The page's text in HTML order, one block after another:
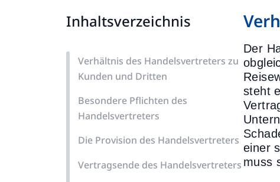
Inhaltsverzeichnis
Verhältnis des Handelsvertreters zu
Kunden und Dritten
Besondere Pflichten des
Handelsvertreters
Die Provision des Handelsvertreters
Vertragsende des Handelsvertreters
Der
steht
einer
muss